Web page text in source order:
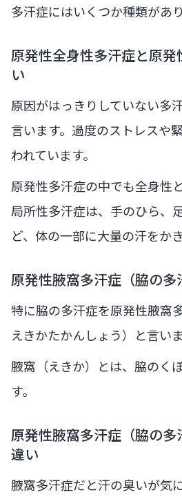
多汗症にはいくつか種類があり
原発性全身性多汗症と原
い
原因がはっきりしていない多
言います。過度のストレスや
われています。
原発性多汗症の中でも全身性
局所性多汗症は、手のひら、
ど、体の一部に大量の汗をかき
原発性腋窩多汗症（脇の多
特に脇の多汗症を原発性腋窩
えきかたかんしょう）と言いま
腋窩（えきか）とは、脇のく
す。
原発性腋窩多汗症（脇の
違い
腋窩多汗症だと汗の臭いが気